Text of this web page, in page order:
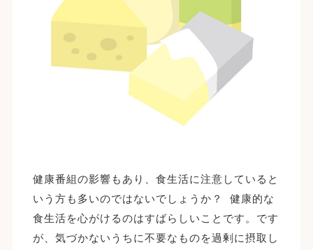
健康番組の影響もあり、食生活に注意していると
いう方も多いのではないでしょうか？ 健康的な
食生活を心がけるのはすばらしいことです。です
が、気づかないうちに不要なものを過剰に摂取し